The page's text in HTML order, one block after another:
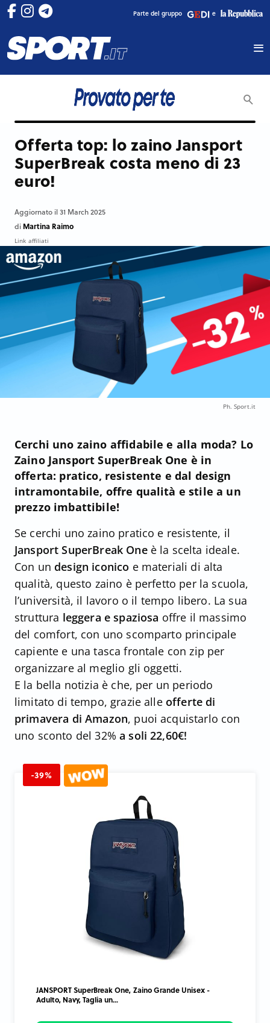
Parte del gruppo e
Offerta top: lo zaino Jansport
SuperBreak costa meno di 23
euro!
Aggiornato il 31 March 2025
di Martina Raimo
Link affiliati
Ph. Sport.it
Cerchi uno zaino affidabile e alla moda? Lo
Zaino Jansport SuperBreak One è in
offerta: pratico, resistente e dal design
intramontabile, offre qualità e stile a un
prezzo imbattibile!
Se cerchi uno zaino pratico e resistente, il
Jansport SuperBreak Oneè la scelta ideale.
Con un design iconico e materiali di alta
qualità, questo zaino è perfetto per la scuola,
l’università, il lavoro o il tempo libero. La sua
struttura leggera e spaziosa offre il massimo
del comfort, con uno scomparto principale
capiente e una tasca frontale con zip per
organizzare al meglio gli oggetti.
E la bella notizia è che, per un periodo
limitato di tempo, grazie alle offerte di
primavera di Amazon, puoi acquistarlo con
uno sconto del 32%a soli 22,60€!
-39%
JANSPORT SuperBreak One, Zaino Grande Unisex -
Adulto, Navy, Taglia un...